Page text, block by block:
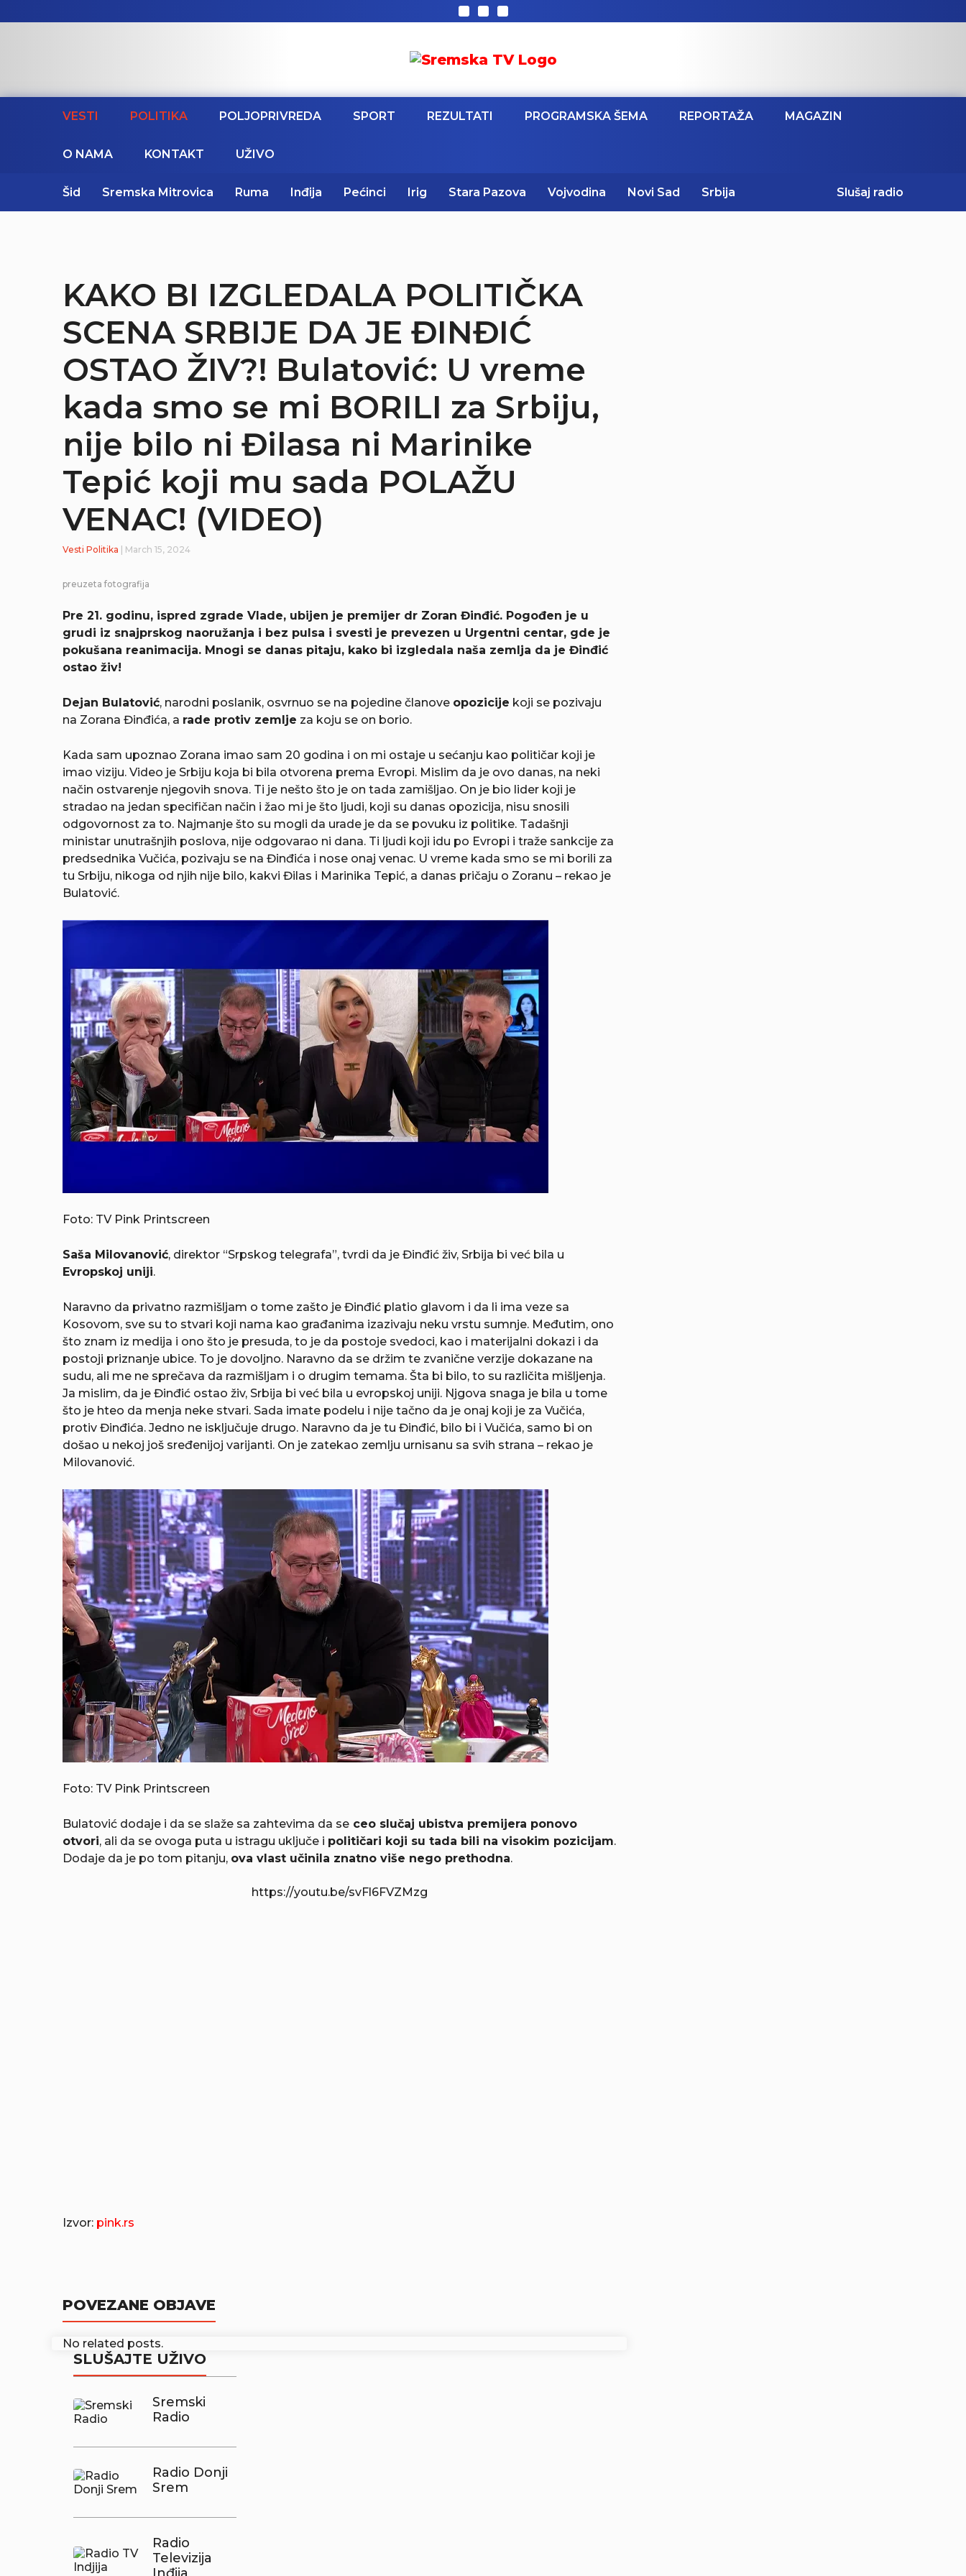
VESTI POLITIKA POLJOPRIVREDA SPORT REZULTATI PROGRAMSKA ŠEMA REPORTAŽA MAGAZIN
O NAMA KONTAKT UŽIVO
Šid Sremska Mitrovica Ruma Inđija Pećinci Irig Stara Pazova Vojvodina Novi Sad Srbija Slušaj radio
KAKO BI IZGLEDALA POLITIČKA
SCENA SRBIJE DA JE ĐINĐIĆ
OSTAO ŽIV?! Bulatović: U vreme
kada smo se mi BORILI za Srbiju,
nije bilo ni Đilasa ni Marinike
Tepić koji mu sada POLAŽU
VENAC! (VIDEO)
Vesti Politika | March 15, 2024
preuzeta fotografija
Pre 21. godinu, ispred zgrade Vlade, ubijen je premijer dr Zoran Đinđić. Pogođen je u
grudi iz snajprskog naoružanja i bez pulsa i svesti je prevezen u Urgentni centar, gde je
pokušana reanimacija. Mnogi se danas pitaju, kako bi izgledala naša zemlja da je Đinđić
ostao živ!
Dejan Bulatović, narodni poslanik, osvrnuo se na pojedine članove opozicije koji se pozivaju
na Zorana Đinđića, a rade protiv zemlje za koju se on borio.
Kada sam upoznao Zorana imao sam 20 godina i on mi ostaje u sećanju kao političar koji je
imao viziju. Video je Srbiju koja bi bila otvorena prema Evropi. Mislim da je ovo danas, na neki
način ostvarenje njegovih snova. Ti je nešto što je on tada zamišljao. On je bio lider koji je
stradao na jedan specifičan način i žao mi je što ljudi, koji su danas opozicija, nisu snosili
odgovornost za to. Najmanje što su mogli da urade je da se povuku iz politike. Tadašnji
ministar unutrašnjih poslova, nije odgovarao ni dana. Ti ljudi koji idu po Evropi i traže sankcije za
predsednika Vučića, pozivaju se na Đinđića i nose onaj venac. U vreme kada smo se mi borili za
tu Srbiju, nikoga od njih nije bilo, kakvi Đilas i Marinika Tepić, a danas pričaju o Zoranu – rekao je
Bulatović.
Foto: TV Pink Printscreen
Saša Milovanović, direktor “Srpskog telegrafa”, tvrdi da je Đinđić živ, Srbija bi već bila u
Evropskoj uniji.
Naravno da privatno razmišljam o tome zašto je Đinđić platio glavom i da li ima veze sa
Kosovom, sve su to stvari koji nama kao građanima izazivaju neku vrstu sumnje. Međutim, ono
što znam iz medija i ono što je presuda, to je da postoje svedoci, kao i materijalni dokazi i da
postoji priznanje ubice. To je dovoljno. Naravno da se držim te zvanične verzije dokazane na
sudu, ali me ne sprečava da razmišljam i o drugim temama. Šta bi bilo, to su različita mišljenja.
Ja mislim, da je Đinđić ostao živ, Srbija bi već bila u evropskoj uniji. Njgova snaga je bila u tome
što je hteo da menja neke stvari. Sada imate podelu i nije tačno da je onaj koji je za Vučića,
protiv Đinđića. Jedno ne isključuje drugo. Naravno da je tu Đinđić, bilo bi i Vučića, samo bi on
došao u nekoj još sređenijoj varijanti. On je zatekao zemlju urnisanu sa svih strana – rekao je
Milovanović.
Foto: TV Pink Printscreen
Bulatović dodaje i da se slaže sa zahtevima da se ceo slučaj ubistva premijera ponovo
otvori, ali da se ovoga puta u istragu uključe i političari koji su tada bili na visokim pozicijam.
Dodaje da je po tom pitanju, ova vlast učinila znatno više nego prethodna.
https://youtu.be/svFl6FVZMzg
Izvor: pink.rs
POVEZANE OBJAVE
No related posts.
SLUŠAJTE UŽIVO
Sremski
Radio
Radio Donji
Srem
Radio
Televizija